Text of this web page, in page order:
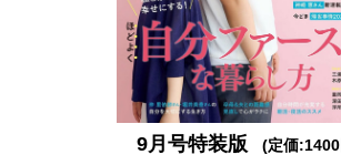
9月号特装版 (定価